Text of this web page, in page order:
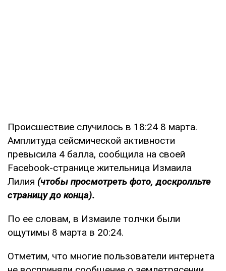
Происшествие случилось в 18:24 8 марта.
Амплитуда сейсмической активности
превысила 4 балла, сообщила на своей
Facebook-странице жительница Измаила
Лилия (чтобы просмотреть фото, доскролльте
страницу до конца).
По ее словам, в Измаиле толчки были
ощутимы 8 марта в 20:24.
Отметим, что многие пользователи интернета